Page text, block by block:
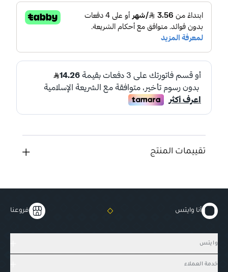
تقييمات المنتج
أنا وايتس فروعنا
وايتس
خدمة العملاء